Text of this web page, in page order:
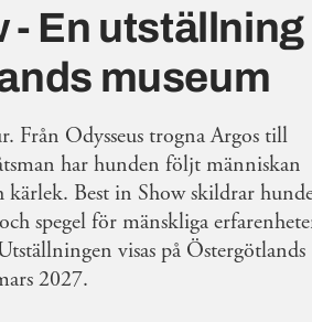
- En utställning
museum
Från Odysseus trogna Argos till
har hunden följt människan
kärlek. Best in Show skildrar
spegel för mänskliga
visas på Östergötlands
2027.